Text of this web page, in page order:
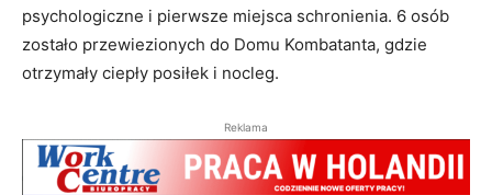
psychologiczne i pierwsze miejsca schronienia. 6 osób
zostało przewiezionych do Domu Kombatanta, gdzie
otrzymały ciepły posiłek i nocleg.
Reklama